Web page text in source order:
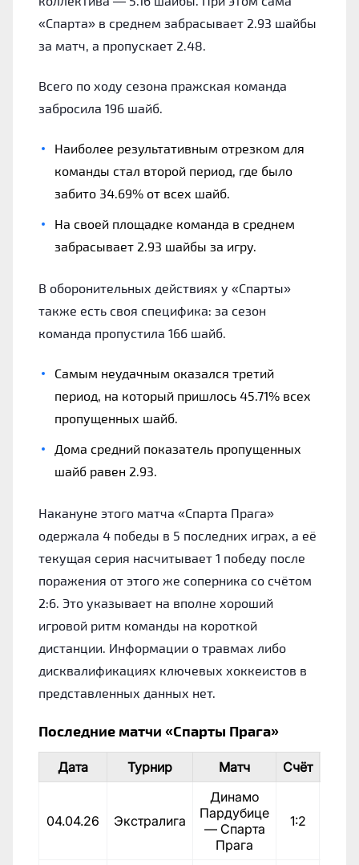
«Спарта» в среднем забрасывает 2.93 шайбы
за матч, а пропускает 2.48.
Всего по ходу сезона пражская команда
забросила 196 шайб.
Наиболее результативным отрезком для
команды стал второй период, где было
забито 34.69% от всех шайб.
На своей площадке команда в среднем
забрасывает 2.93 шайбы за игру.
В оборонительных действиях у «Спарты»
также есть своя специфика: за сезон
команда пропустила 166 шайб.
Самым неудачным оказался третий
период, на который пришлось 45.71% всех
пропущенных шайб.
Дома средний показатель пропущенных
шайб равен 2.93.
Накануне этого матча «Спарта Прага»
одержала 4 победы в 5 последних играх, а её
текущая серия насчитывает 1 победу после
поражения от этого же соперника со счётом
2:6. Это указывает на вполне хороший
игровой ритм команды на короткой
дистанции. Информации о травмах либо
дисквалификациях ключевых хоккеистов в
представленных данных нет.
Последние матчи «Спарты Прага»
Дата Турнир Матч Счёт
04.04.26 Экстралига
Динамо
Пардубице
— Спарта
Прага
1:2